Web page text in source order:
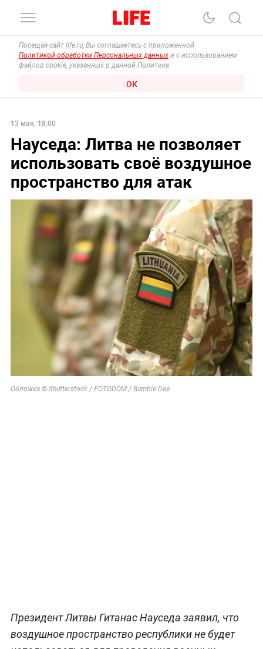
Посещая сайт life.ru, Вы соглашаетесь с приложенной
Политикой обработки Персональных данных и с использованием
файлов cookie, указанных в данной Политике.
ОК
13 мая, 18:00
Науседа: Литва не позволяет
использовать своё воздушное
пространство для атак
Обложка © Shutterstock / FOTODOM / Bumble Dee
Президент Литвы Гитанас Науседа заявил, что
воздушное пространство республики не будет